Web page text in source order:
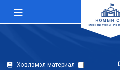
Хэвлэмэл материал